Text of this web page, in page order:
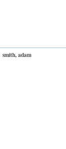
smith, adam